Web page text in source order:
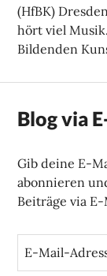
(HfBK)
hört viel
Bildenden
Blog via
Gib deine E-
abonnieren
Beiträge via